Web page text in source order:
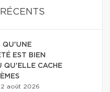
QU'UNE
EST BIEN
QU'ELLE CACHE
2 août 2026